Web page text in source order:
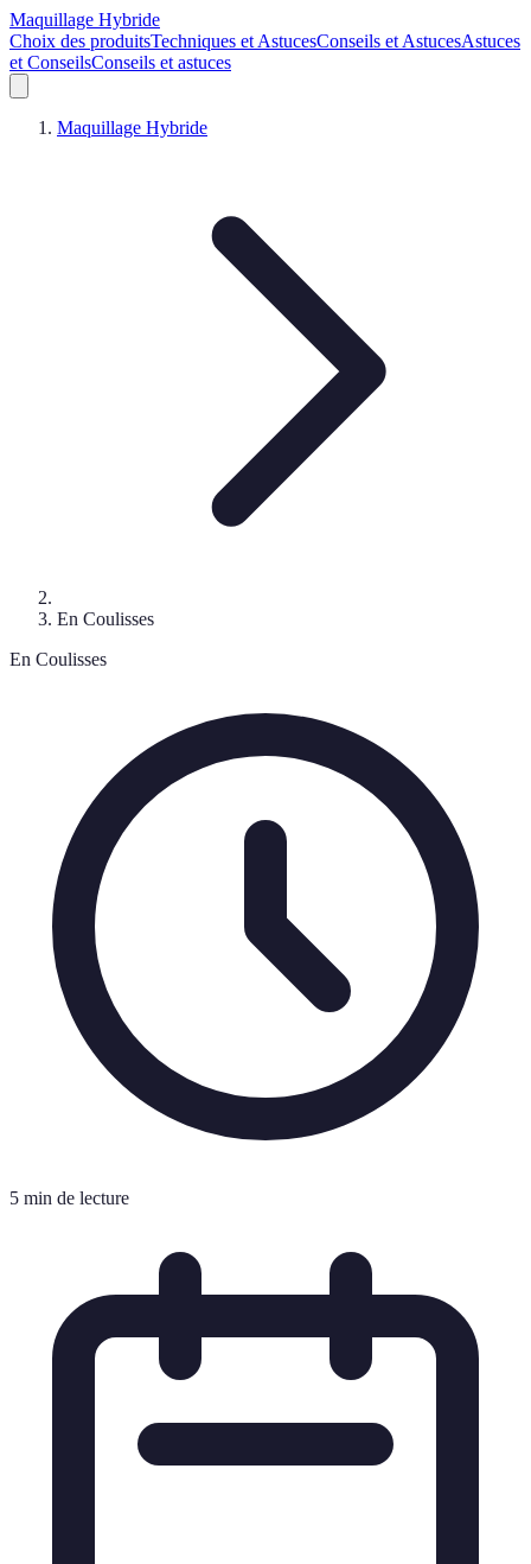
Maquillage Hybride
Choix des produitsTechniques et AstucesConseils et AstucesAstuces
et ConseilsConseils et astuces
Maquillage Hybride
En Coulisses
En Coulisses
5 min de lecture